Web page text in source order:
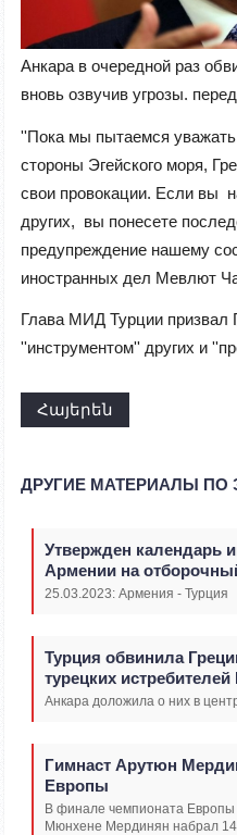
Анкара в очередной раз
вновь озвучив угрозы.
''Пока мы пытаемся
стороны Эгейского моря,
свои провокации. Если вы
других, вы понесете
предупреждение нашему
иностранных дел Мевлют
Глава МИД Турции призвал
''инструментом'' других и
Հայերեն
ДРУГИЕ МАТЕРИАЛЫ ПО
Утвержден календарь
Армении на
25.03.2023: Армения - Турция
Турция обвинила
турецких
Анкара доложила о них в
Гимнаст Арутюн
Европы
В финале чемпионата Европы
Мюнхене Мердинян набрал